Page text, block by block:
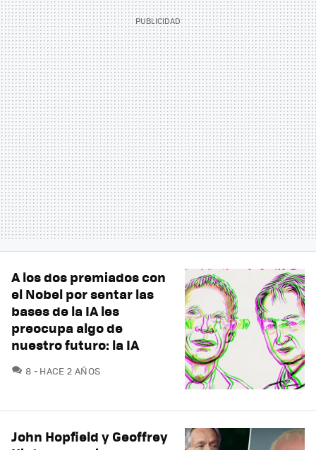
A los dos premiados con
el Nobel por sentar las
bases de la IA les
preocupa algo de
nuestro futuro: la IA
8 COMENTARIOS
HACE 2 AÑOS
John Hopfield y Geoffrey